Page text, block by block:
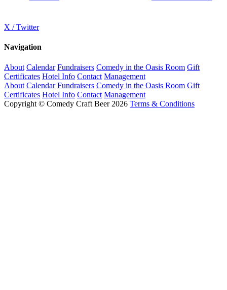
X / Twitter
Navigation
About Calendar Fundraisers Comedy in the Oasis Room Gift
Certificates Hotel Info Contact Management
About Calendar Fundraisers Comedy in the Oasis Room Gift
Certificates Hotel Info Contact Management
Copyright © Comedy Craft Beer 2026 Terms & Conditions